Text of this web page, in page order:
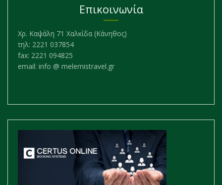
Επικοινωνία
Χρ. Καψάλη 71 Χαλκίδα (Κάνηθος)
τηλ: 2221 037854
fax: 2221 094825
email: info @ melemistravel.gr